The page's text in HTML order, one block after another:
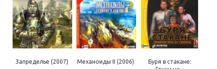
Запределье (2007) Механоиды II (2006)
Буря в стакане: